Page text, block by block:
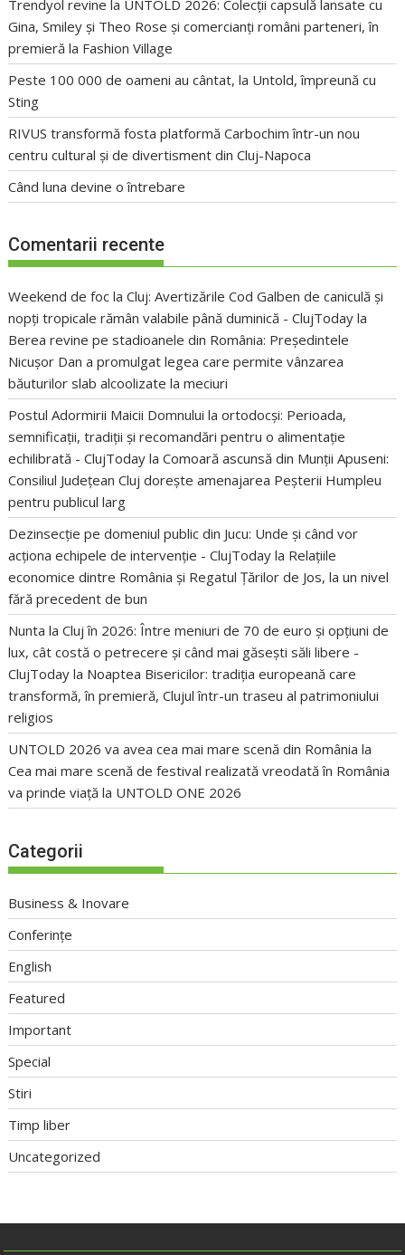
Trendyol revine la UNTOLD 2026: Colecții capsulă lansate cu
Gina, Smiley și Theo Rose și comercianți români parteneri, în
premieră la Fashion Village
Peste 100 000 de oameni au cântat, la Untold, împreună cu
Sting
RIVUS transformă fosta platformă Carbochim într-un nou
centru cultural și de divertisment din Cluj-Napoca
Când luna devine o întrebare
Comentarii recente
Weekend de foc la Cluj: Avertizările Cod Galben de caniculă și
nopți tropicale rămân valabile până duminică - ClujToday la
Berea revine pe stadioanele din România: Președintele
Nicușor Dan a promulgat legea care permite vânzarea
băuturilor slab alcoolizate la meciuri
Postul Adormirii Maicii Domnului la ortodocși: Perioada,
semnificații, tradiții și recomandări pentru o alimentație
echilibrată - ClujToday laComoară ascunsă din Munții Apuseni:
Consiliul Județean Cluj dorește amenajarea Peșterii Humpleu
pentru publicul larg
Dezinsecție pe domeniul public din Jucu: Unde și când vor
acționa echipele de intervenție - ClujToday la Relațiile
economice dintre România și Regatul Țărilor de Jos, la un nivel
fără precedent de bun
Nunta la Cluj în 2026: Între meniuri de 70 de euro și opțiuni de
lux, cât costă o petrecere și când mai găsești săli libere -
ClujToday la Noaptea Bisericilor: tradiția europeană care
transformă, în premieră, Clujul într-un traseu al patrimoniului
religios
UNTOLD 2026 va avea cea mai mare scenă din România la
Cea mai mare scenă de festival realizată vreodată în România
va prinde viață la UNTOLD ONE 2026
Categorii
Business & Inovare
Conferințe
English
Featured
Important
Special
Stiri
Timp liber
Uncategorized